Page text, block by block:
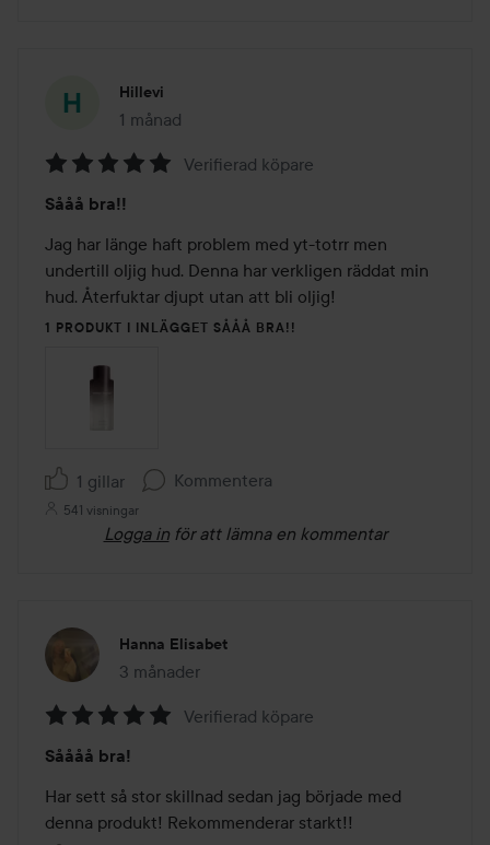
Hillevi
1 månad
Inlägget skapades 1 månad
5
av
5
Verifierad köpare
Sååå bra!!
Jag har länge haft problem med yt-totrr men
undertill oljig hud. Denna har verkligen räddat min
hud. Återfuktar djupt utan att bli oljig!
1 PRODUKT I INLÄGGET SÅÅÅ BRA!!
1 gillar Kommentera
541 visningar
Logga in för att lämna en kommentar
Hanna Elisabet
3 månader
Inlägget skapades 3 månader
5
av
5
Verifierad köpare
Såååå bra!
Har sett så stor skillnad sedan jag började med
denna produkt! Rekommenderar starkt!!